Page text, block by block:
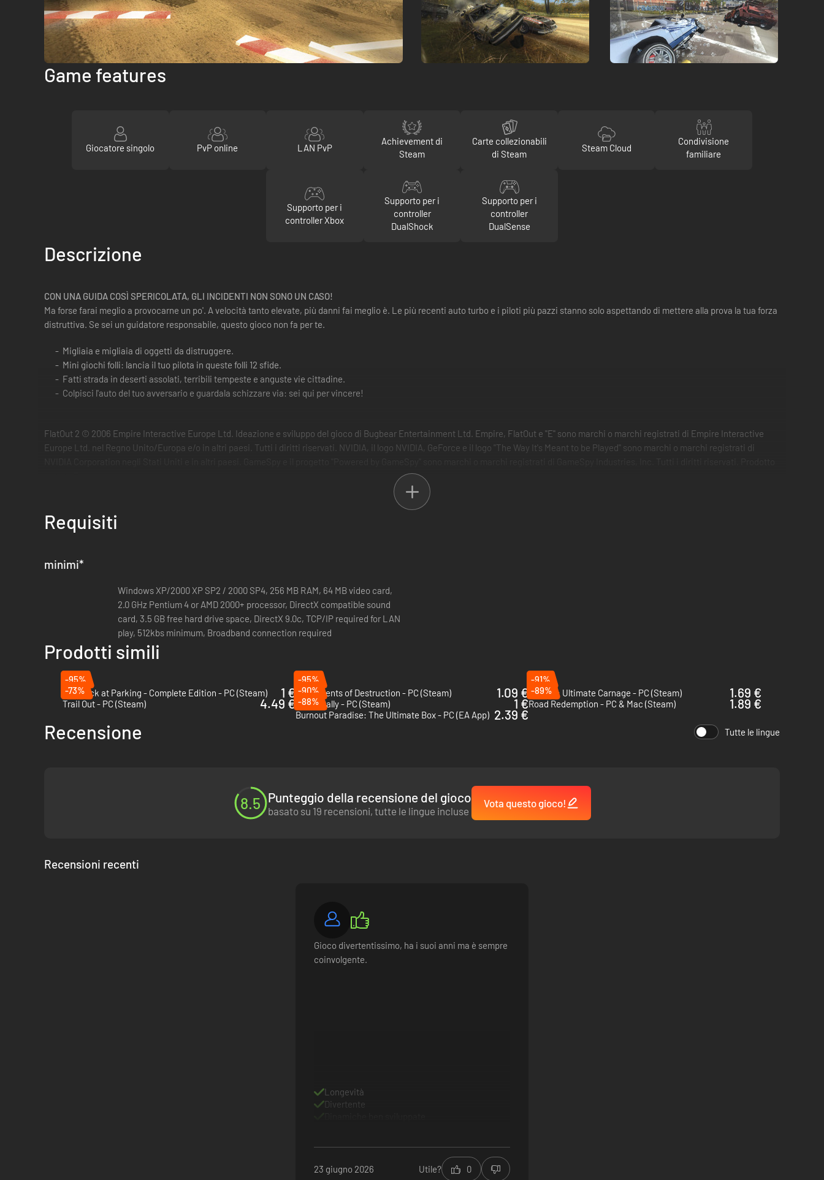
Game features
Giocatore singolo PvP online LAN PvP
Achievement di
Steam
Carte collezionabili
di Steam
Steam Cloud
Condivisione
familiare
Supporto per i
controller Xbox
Supporto per i
controller
DualShock
Supporto per i
controller
DualSense
Descrizione
CON UNA GUIDA COSÌ SPERICOLATA, GLI INCIDENTI NON SONO UN CASO!
Ma forse farai meglio a provocarne un po'. A velocità tanto elevate, più danni fai meglio è. Le più recenti auto turbo e i piloti più pazzi stanno solo aspettando di mettere alla prova la tua forza
distruttiva. Se sei un guidatore responsabile, questo gioco non fa per te.
Migliaia e migliaia di oggetti da distruggere.
Mini giochi folli: lancia il tuo pilota in queste folli 12 sfide.
Fatti strada in deserti assolati, terribili tempeste e anguste vie cittadine.
Colpisci l'auto del tuo avversario e guardala schizzare via: sei qui per vincere!
FlatOut 2 © 2006 Empire Interactive Europe Ltd. Ideazione e sviluppo del gioco di Bugbear Entertainment Ltd. Empire, FlatOut e "E" sono marchi o marchi registrati di Empire Interactive
Europe Ltd. nel Regno Unito/Europa e/o in altri paesi. Tutti i diritti riservati. NVIDIA, il logo NVIDIA, GeForce e il logo "The Way It's Meant to be Played" sono marchi o marchi registrati di
Requisiti
minimi*
Windows XP/2000 XP SP2 / 2000 SP4, 256 MB RAM, 64 MB video card,
2.0 GHz Pentium 4 or AMD 2000+ processor, DirectX compatible sound
card, 3.5 GB free hard drive space, DirectX 9.0c, TCP/IP required for LAN
play, 512kbs minimum, Broadband connection required
Prodotti simili
-95%
You Suck at Parking - Complete Edition - PC (Steam)
1 €
-95%
Instruments of Destruction - PC (Steam)
1.09 €
-91%
FlatOut: Ultimate Carnage - PC (Steam)
1.69 €
-73%
Trail Out - PC (Steam)
4.49 €
-90%
Death Rally - PC (Steam)
1 €
-89%
Road Redemption - PC & Mac (Steam)
1.89 €
-88%
Burnout Paradise: The Ultimate Box - PC (EA App) 2.39 €
Recensione Tutte le lingue
8.5 Punteggio della recensione del gioco
basato su 19 recensioni, tutte le lingue incluse
Vota questo gioco!
Recensioni recenti
Gioco divertentissimo, ha i suoi anni ma è sempre
coinvolgente.
Longevità
Divertente
23 giugno 2026 Utile? 0